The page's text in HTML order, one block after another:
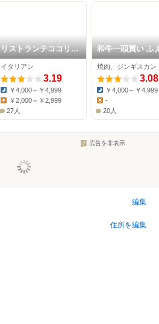
リストランテココリズ
ム
イタリアン
3.19
Dinner:
￥4,000～￥4,999
Lunch:
￥2,000～￥2,999
27人
和牛一頭買い ふ
焼肉、ジンギスカン
3.08
Dinner:
￥4,000～￥4,999
Lunch:
-
20人
広告を非表示
編集
住所を編集